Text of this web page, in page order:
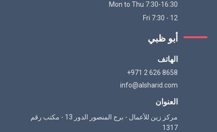
Mon to Thu 7:30-16:30
Fri 7:30 - 12
أبو ظبي
الهاتف
+971 2 626 8658
info@alsharid.com
العنوان
مركز زين للأعمال - برج المنصور الدور 13 - مكتب رقم
1317